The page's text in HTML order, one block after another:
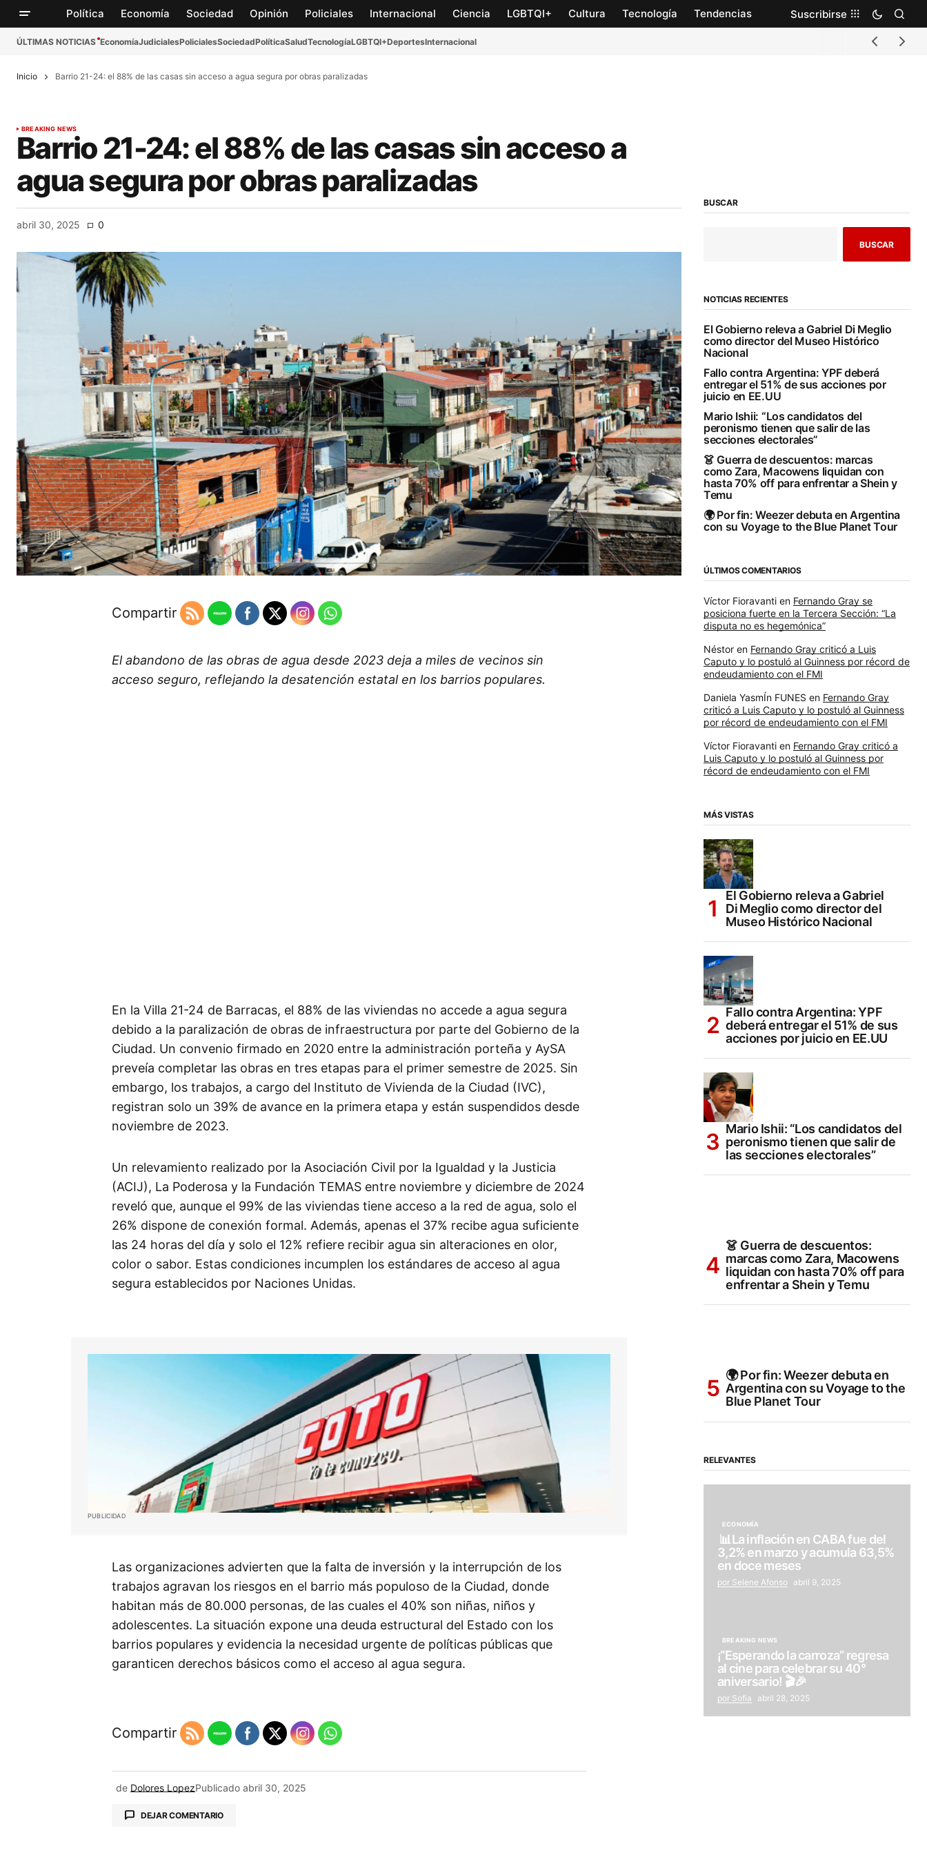
Política Economía Sociedad Opinión Policiales Internacional Ciencia LGBTQI+ Cultura Tecnología Tendencias Suscribirse
ÚLTIMAS NOTICIAS EconomíaJudicialesPolicialesSociedadPolíticaSaludTecnologíaLGBTQI+DeportesInternacional
Inicio Barrio 21-24: el 88% de las casas sin acceso a agua segura por obras paralizadas
BREAKING NEWS
Barrio 21-24: el 88% de las casas sin acceso a
agua segura por obras paralizadas
abril 30, 2025 0
Compartir
El abandono de las obras de agua desde 2023 deja a miles de vecinos sin
acceso seguro, reflejando la desatención estatal en los barrios populares.
En la Villa 21-24 de Barracas, el 88% de las viviendas no accede a agua segura
debido a la paralización de obras de infraestructura por parte del Gobierno de la
Ciudad. Un convenio firmado en 2020 entre la administración porteña y AySA
preveía completar las obras en tres etapas para el primer semestre de 2025. Sin
embargo, los trabajos, a cargo del Instituto de Vivienda de la Ciudad (IVC),
registran solo un 39% de avance en la primera etapa y están suspendidos desde
noviembre de 2023.
Un relevamiento realizado por la Asociación Civil por la Igualdad y la Justicia
(ACIJ), La Poderosa y la Fundación TEMAS entre noviembre y diciembre de 2024
reveló que, aunque el 99% de las viviendas tiene acceso a la red de agua, solo el
26% dispone de conexión formal. Además, apenas el 37% recibe agua suficiente
las 24 horas del día y solo el 12% refiere recibir agua sin alteraciones en olor,
color o sabor. Estas condiciones incumplen los estándares de acceso al agua
segura establecidos por Naciones Unidas.
PUBLICIDAD
Las organizaciones advierten que la falta de inversión y la interrupción de los
trabajos agravan los riesgos en el barrio más populoso de la Ciudad, donde
habitan más de 80.000 personas, de las cuales el 40% son niñas, niños y
adolescentes. La situación expone una deuda estructural del Estado con los
barrios populares y evidencia la necesidad urgente de políticas públicas que
garanticen derechos básicos como el acceso al agua segura.
Compartir
de Dolores LopezPublicado abril 30, 2025
DEJAR COMENTARIO
BUSCAR
BUSCAR
NOTICIAS RECIENTES
El Gobierno releva a Gabriel Di Meglio
como director del Museo Histórico
Nacional
Fallo contra Argentina: YPF deberá
entregar el 51% de sus acciones por
juicio en EE.UU
Mario Ishii: “Los candidatos del
peronismo tienen que salir de las
secciones electorales”
👗 Guerra de descuentos: marcas
como Zara, Macowens liquidan con
hasta 70% off para enfrentar a Shein y
Temu
🌍 Por fin: Weezer debuta en Argentina
con su Voyage to the Blue Planet Tour
ÚLTIMOS COMENTARIOS
Víctor Fioravanti en Fernando Gray se
posiciona fuerte en la Tercera Sección: “La
disputa no es hegemónica”
Néstor en Fernando Gray criticó a Luis
Caputo y lo postuló al Guinness por récord de
endeudamiento con el FMI
Daniela YasmÍn FUNES en Fernando Gray
criticó a Luis Caputo y lo postuló al Guinness
por récord de endeudamiento con el FMI
Víctor Fioravanti en Fernando Gray criticó a
Luis Caputo y lo postuló al Guinness por
récord de endeudamiento con el FMI
MÁS VISTAS
El Gobierno releva a Gabriel
Di Meglio como director del
Museo Histórico Nacional
Fallo contra Argentina: YPF
deberá entregar el 51% de sus
acciones por juicio en EE.UU
Mario Ishii: “Los candidatos del
peronismo tienen que salir de
las secciones electorales”
👗 Guerra de descuentos:
marcas como Zara, Macowens
liquidan con hasta 70% off para
enfrentar a Shein y Temu
🌍 Por fin: Weezer debuta en
Argentina con su Voyage to the
Blue Planet Tour
RELEVANTES
ECONOMÍA
📊La inflación en CABA fue del
3,2% en marzo y acumula 63,5%
en doce meses
por Selene Afonso abril 9, 2025
BREAKING NEWS
¡“Esperando la carroza” regresa
al cine para celebrar su 40°
aniversario! 🎬🎉
por Sofía abril 28, 2025